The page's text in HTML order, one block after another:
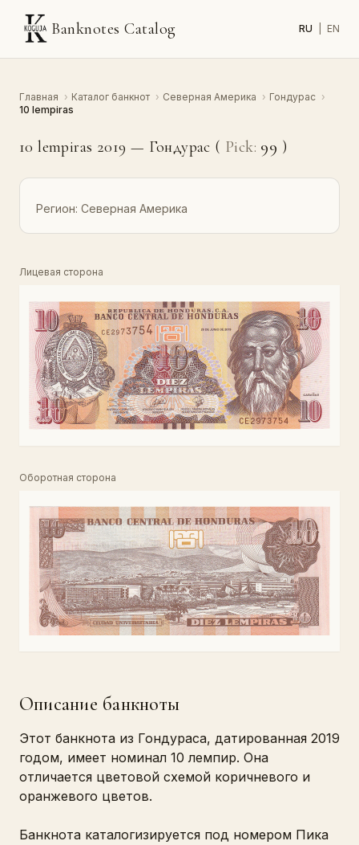
Banknotes Catalog RU EN
Главная › Каталог банкнот › Северная Америка › Гондурас ›
10 lempiras
10 lempiras 2019 — Гондурас ( Pick: 99 )
Регион: Северная Америка
Лицевая сторона
Оборотная сторона
Описание банкноты
Этот банкнота из Гондураса, датированная 2019
годом, имеет номинал 10 лемпир. Она
отличается цветовой схемой коричневого и
оранжевого цветов.
Банкнота каталогизируется под номером Пика